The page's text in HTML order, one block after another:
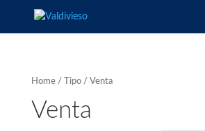
Home/ Tipo/ Venta
Venta